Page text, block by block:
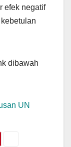
efek negatif
dibawah
UN